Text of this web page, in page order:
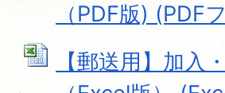
（PDF版) (PDF
【郵送用】加入